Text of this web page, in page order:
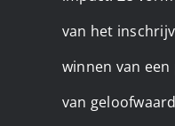
van het
winnen van
van